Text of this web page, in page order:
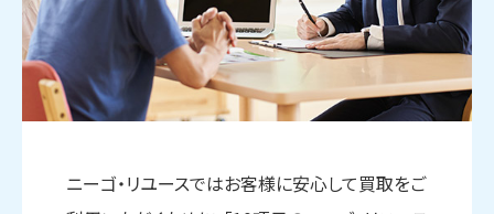
ウェブから1分 フリーダイヤル
ニーゴ・リユースではお客様に安心して買取をご